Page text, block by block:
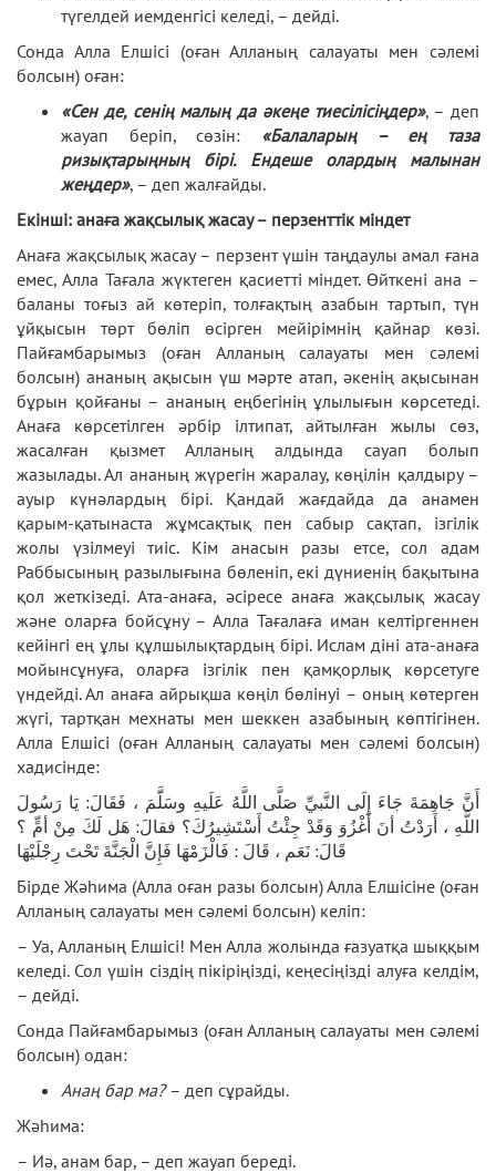
түгелдей иемденгісі келеді, – дейді.
Сонда Алла Елшісі (оған Алланың салауаты мен сәлемі
болсын) оған:
«Сен де, сенің малың да әкеңе тиесілісіңдер», – деп
жауап беріп, сөзін: «Балаларың – ең таза
ризықтарыңның бірі. Ендеше олардың малынан
жеңдер», – деп жалғайды.
Екінші: анаға жақсылық жасау – перзенттік міндет
Анаға жақсылық жасау – перзент үшін таңдаулы амал ғана
емес, Алла Тағала жүктеген қасиетті міндет. Өйткені ана –
баланы тоғыз ай көтеріп, толғақтың азабын тартып, түн
ұйқысын төрт бөліп өсірген мейірімнің қайнар көзі.
Пайғамбарымыз (оған Алланың салауаты мен сәлемі
болсын) ананың ақысын үш мәрте атап, әкенің ақысынан
бұрын қойғаны – ананың еңбегінің ұлылығын көрсетеді.
Анаға көрсетілген әрбір ілтипат, айтылған жылы сөз,
жасалған қызмет Алланың алдында сауап болып
жазылады. Ал ананың жүрегін жаралау, көңілін қалдыру –
ауыр күнәлардың бірі. Қандай жағдайда да анамен
қарым-қатынаста жұмсақтық пен сабыр сақтап, ізгілік
жолы үзілмеуі тиіс. Кім анасын разы етсе, сол адам
Раббысының разылығына бөленіп, екі дүниенің бақытына
қол жеткізеді. Ата-анаға, әсіресе анаға жақсылық жасау
және оларға бойсұну – Алла Тағалаға иман келтіргеннен
кейінгі ең ұлы құлшылықтардың бірі. Ислам діні ата-анаға
мойынсұнуға, оларға ізгілік пен қамқорлық көрсетуге
үндейді. Ал анаға айрықша көңіл бөлінуі – оның көтерген
жүгі, тартқан мехнаты мен шеккен азабының көптігінен.
Алла Елшісі (оған Алланың салауаты мен сәлемі болсын)
хадисінде:
أَنَّ جَاهِمَةَ جَاءَ إِلَى النَّبيِّ صَلَّى اللَّهُ عَلَيهِ وسَلََّمَ ، فَقَالَ: يَا رَسُولَ
اللَّهِ ، أَرَدْتُ أنَ أَغْزُوَ وَقَدْ جِئْتُ أَسْتَشِيرُكَ؟ فقالَ: هَل لَكَ مِنْ أمٍّ ؟
قَالَ: نَعَم ، قَالَ : فَالْزَمْهَا فَإِنَّ الْجَنَّةَ تَحْتَ رِجْلَيْهَا
Бірде Жәһима (Алла оған разы болсын) Алла Елшісіне (оған
Алланың салауаты мен сәлемі болсын) келіп:
– Уа, Алланың Елшісі! Мен Алла жолында ғазуатқа шыққым
келеді. Сол үшін сіздің пікіріңізді, кеңесіңізді алуға келдім,
– дейді.
Сонда Пайғамбарымыз (оған Алланың салауаты мен сәлемі
болсын) одан:
Анаң бар ма? – деп сұрайды.
Жәһима:
– Иә, анам бар, – деп жауап береді.